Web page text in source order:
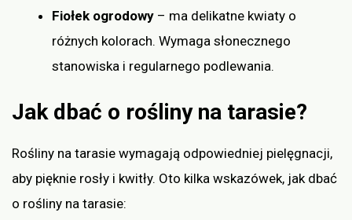
Fiołek ogrodowy – ma delikatne kwiaty o
różnych kolorach. Wymaga słonecznego
stanowiska i regularnego podlewania.
Jak dbać o rośliny na tarasie?
Rośliny na tarasie wymagają odpowiedniej pielęgnacji,
aby pięknie rosły i kwitły. Oto kilka wskazówek, jak dbać
o rośliny na tarasie: